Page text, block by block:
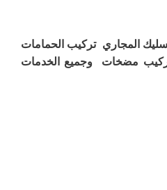
المجاري تركيب الحمامات
مضخات وجميع الخدمات